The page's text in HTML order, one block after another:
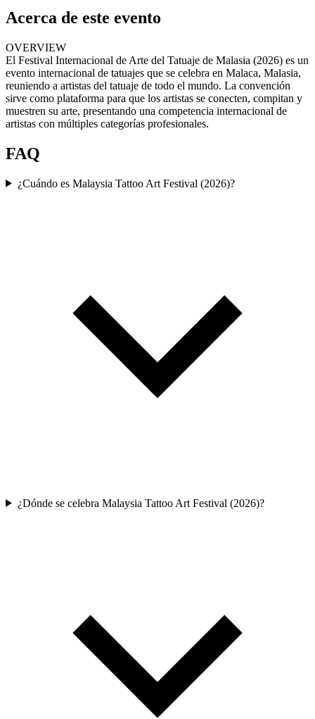
Acerca de este evento
OVERVIEW
El Festival Internacional de Arte del Tatuaje de Malasia (2026) es un
evento internacional de tatuajes que se celebra en Malaca, Malasia,
reuniendo a artistas del tatuaje de todo el mundo. La convención
sirve como plataforma para que los artistas se conecten, compitan y
muestren su arte, presentando una competencia internacional de
artistas con múltiples categorías profesionales.
FAQ
¿Cuándo es Malaysia Tattoo Art Festival (2026)?
¿Dónde se celebra Malaysia Tattoo Art Festival (2026)?